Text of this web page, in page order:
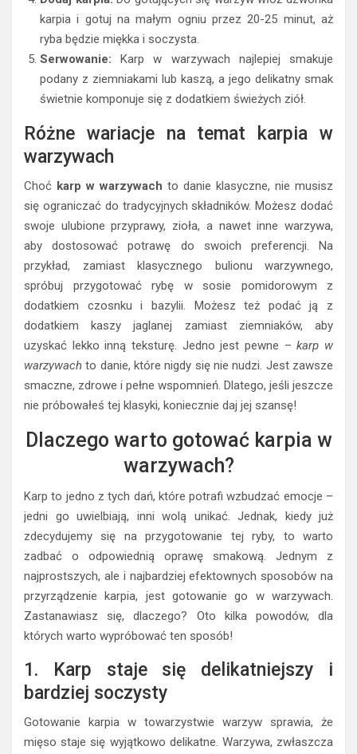
karpia i gotuj na małym ogniu przez 20-25 minut, aż
ryba będzie miękka i soczysta.
Serwowanie: Karp w warzywach najlepiej smakuje
podany z ziemniakami lub kaszą, a jego delikatny smak
świetnie komponuje się z dodatkiem świeżych ziół.
Różne wariacje na temat karpia w
warzywach
Choć karp w warzywach to danie klasyczne, nie musisz
się ograniczać do tradycyjnych składników. Możesz dodać
swoje ulubione przyprawy, zioła, a nawet inne warzywa,
aby dostosować potrawę do swoich preferencji. Na
przykład, zamiast klasycznego bulionu warzywnego,
spróbuj przygotować rybę w sosie pomidorowym z
dodatkiem czosnku i bazylii. Możesz też podać ją z
dodatkiem kaszy jaglanej zamiast ziemniaków, aby
uzyskać lekko inną teksturę. Jedno jest pewne –karp w
warzywach to danie, które nigdy się nie nudzi. Jest zawsze
smaczne, zdrowe i pełne wspomnień. Dlatego, jeśli jeszcze
nie próbowałeś tej klasyki, koniecznie daj jej szansę!
Dlaczego warto gotować karpia w
warzywach?
Karp to jedno z tych dań, które potrafi wzbudzać emocje –
jedni go uwielbiają, inni wolą unikać. Jednak, kiedy już
zdecydujemy się na przygotowanie tej ryby, to warto
zadbać o odpowiednią oprawę smakową. Jednym z
najprostszych, ale i najbardziej efektownych sposobów na
przyrządzenie karpia, jest gotowanie go w warzywach.
Zastanawiasz się, dlaczego? Oto kilka powodów, dla
których warto wypróbować ten sposób!
1. Karp staje się delikatniejszy i
bardziej soczysty
Gotowanie karpia w towarzystwie warzyw sprawia, że
mięso staje się wyjątkowo delikatne. Warzywa, zwłaszcza